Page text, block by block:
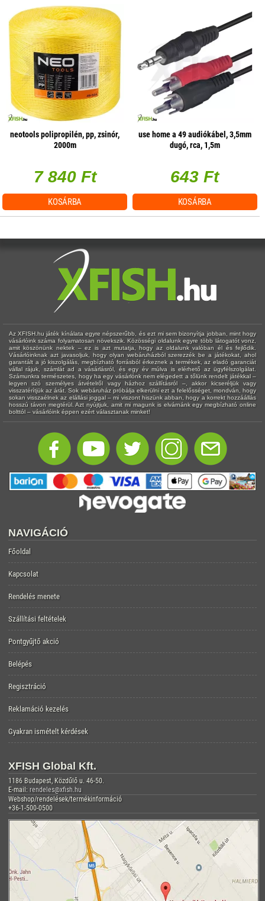
neotools polipropilén, pp, zsinór,
2000m
7 840 Ft
KOSÁRBA
use home a 49 audiókábel, 3,5mm
dugó, rca, 1,5m
643 Ft
KOSÁRBA
Az XFISH.hu játék kínálata egyre népszerűbb, és ezt mi sem bizonyítja jobban, mint hogy
vásárlóink száma folyamatosan növekszik. Közösségi oldalunk egyre több látogatót vonz,
amit köszönünk nektek – ez is azt mutatja, hogy az oldalunk valóban él és fejlődik.
Vásárlóinknak azt javasoljuk, hogy olyan webáruházból szerezzék be a játékokat, ahol
garantált a jó kiszolgálás, megbízható forrásból érkeznek a termékek, az eladó garanciát
vállal rájuk, számlát ad a vásárlásról, és egy év múlva is elérhető az ügyfélszolgálat.
Számunkra természetes, hogy ha egy vásárlónk nem elégedett a tőlünk rendelt játékkal –
legyen szó személyes átvételről vagy házhoz szállításról –, akkor kicseréljük vagy
visszatérítjük az árát. Sok webáruház próbálja elkerülni ezt a felelősséget, mondván, hogy
sokan visszaélnek az elállási joggal – mi viszont hiszünk abban, hogy a korrekt hozzáállás
hosszú távon megtérül. Azt nyújtjuk, amit mi magunk is elvárnánk egy megbízható online
bolttól – vásárlóink éppen ezért választanak minket!
NAVIGÁCIÓ
Főoldal
Kapcsolat
Rendelés menete
Szállítási feltételek
Pontgyűjtő akció
Belépés
Regisztráció
Reklamáció kezelés
Gyakran ismételt kérdések
XFISH Global Kft.
1186 Budapest, Közdűlő u. 46-50.
E-mail: rendeles@xfish.hu
Webshop/rendelések/termékinformáció
+36-1-500-0500